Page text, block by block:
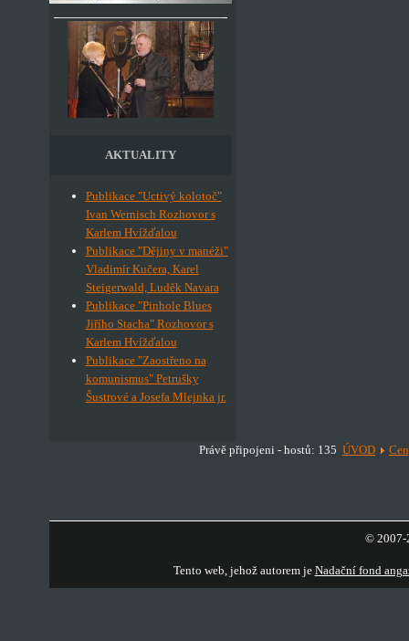
AKTUALITY
Publikace "Uctivý kolotoč"
Ivan Wernisch Rozhovor s
Karlem Hvížďalou
Publikace "Dějiny v manéži"
Vladimír Kučera, Karel
Steigerwald, Luděk Navara
Publikace "Pinhole Blues
Jiřího Stacha" Rozhovor s
Karlem Hvížďalou
Publikace "Zaostřeno na
komunismus" Petrušky
Šustrové a Josefa Mlejnka jr.
Právě připojeni - hostů: 135 ÚVOD
© 2007-
Tento web, jehož autorem je Nadační fond